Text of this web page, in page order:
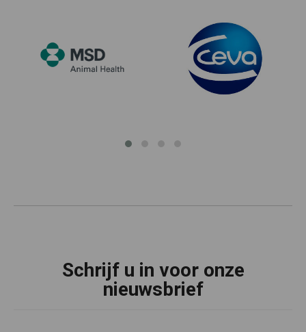
Schrijf u in voor onze
nieuwsbrief